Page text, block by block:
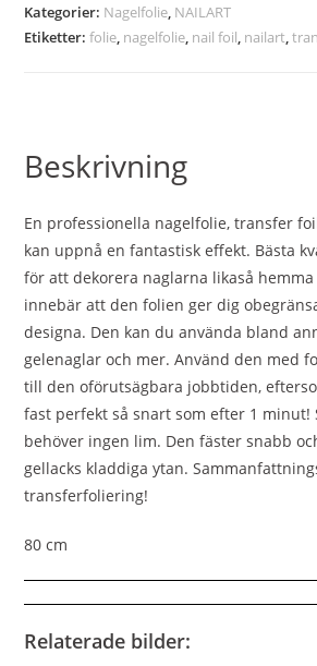
Kategorier: Nagelfolie, NAILART
Etiketter:folie, nagelfolie, nail foil, nailart,
Beskrivning
En professionella nagelfolie, transfer
kan uppnå en fantastisk effekt. Bästa
för att dekorera naglarna likaså
innebär att den folien ger dig
designa. Den kan du använda bland
gelenaglar och mer. Använd den med
till den oförutsägbara jobbtiden,
fast perfekt så snart som efter 1 minut!
behöver ingen lim. Den fäster snabb
gellacks kladdiga ytan.
transferfoliering!
80 cm
Relaterade bilder: